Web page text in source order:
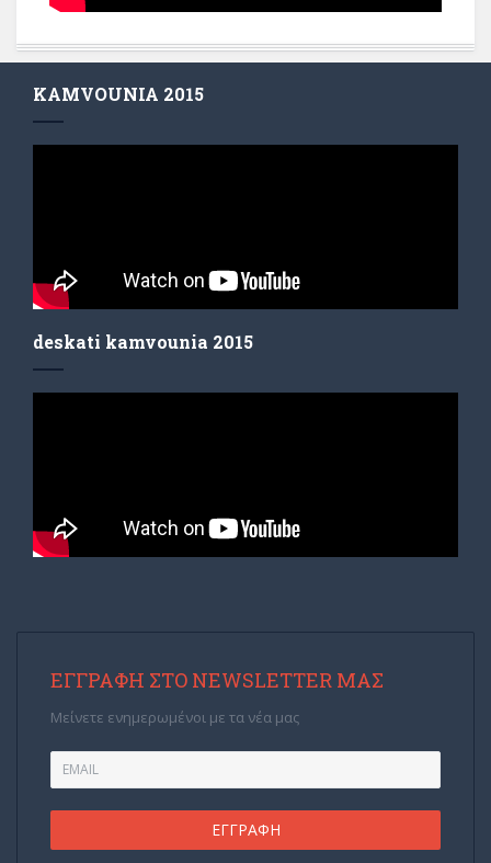
KAMVOUNIA 2015
deskati kamvounia 2015
ΕΓΓΡΑΦΉ ΣΤΟ NEWSLETTER ΜΑΣ
Μείνετε ενημερωμένοι με τα νέα μας